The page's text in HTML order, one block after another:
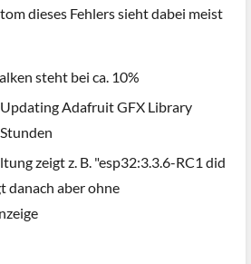
dieses Fehlers sieht dabei meist
steht bei ca. 10%
Adafruit GFX Library
zeigt z. B. "esp32:3.3.6-RC1 did
danach aber ohne